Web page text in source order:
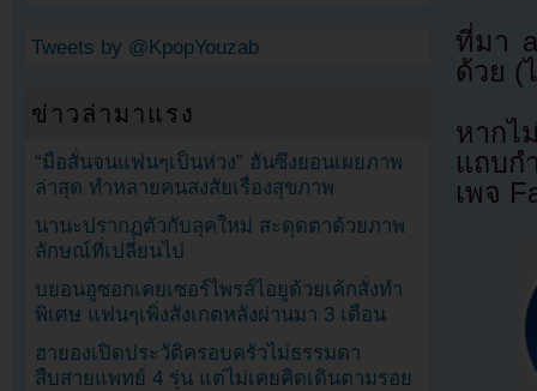
ที่มา
ด้วย (
หากไ
แถบก
เพจ
Tweets by @KpopYouzab
ข่าวล่ามาแรง
“มือสั่นจนแฟนๆเป็นห่วง” ฮันซึงยอนเผยภาพ
ล่าสุด ทำหลายคนสงสัยเรื่องสุขภาพ
นานะปรากฏตัวกับลุคใหม่ สะดุดตาด้วยภาพ
ลักษณ์ที่เปลี่ยนไป
บยอนอูซอกเคยเซอร์ไพรส์ไอยูด้วยเค้กสั่งทำ
พิเศษ แฟนๆเพิ่งสังเกตหลังผ่านมา 3 เดือน
ฮายองเปิดประวัติครอบครัวไม่ธรรมดา
สืบสายแพทย์ 4 รุ่น แต่ไม่เคยคิดเดินตามรอย